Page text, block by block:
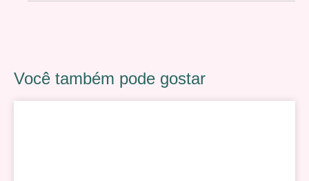
Você também pode gostar